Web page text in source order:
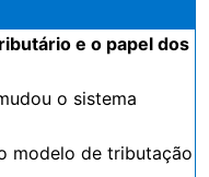
e o papel dos
o sistema
modelo de tributação